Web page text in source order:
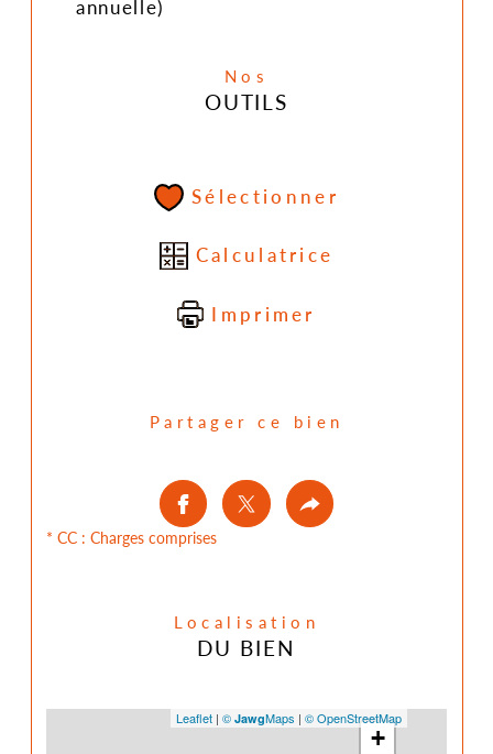
annuelle)
Nos
OUTILS
Sélectionner
Calculatrice
Imprimer
Partager ce bien
* CC : Charges comprises
Localisation
DU BIEN
+
Leaflet| © JawgMaps | © OpenStreetMap